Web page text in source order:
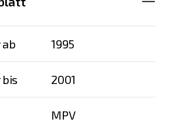
ab 1995
2001
MPV